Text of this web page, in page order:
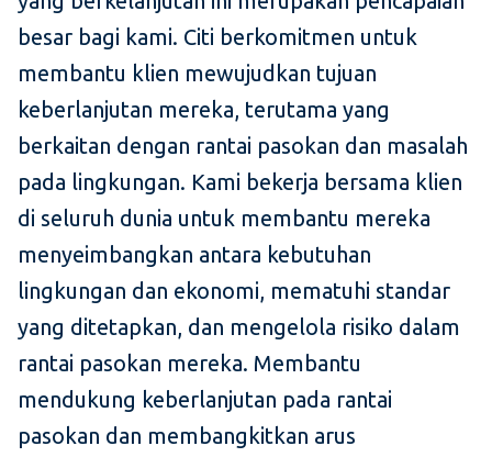
besar bagi kami. Citi berkomitmen untuk
membantu klien mewujudkan tujuan
keberlanjutan mereka, terutama yang
berkaitan dengan rantai pasokan dan masalah
pada lingkungan. Kami bekerja bersama klien
di seluruh dunia untuk membantu mereka
menyeimbangkan antara kebutuhan
lingkungan dan ekonomi, mematuhi standar
yang ditetapkan, dan mengelola risiko dalam
rantai pasokan mereka. Membantu
mendukung keberlanjutan pada rantai
pasokan dan membangkitkan arus